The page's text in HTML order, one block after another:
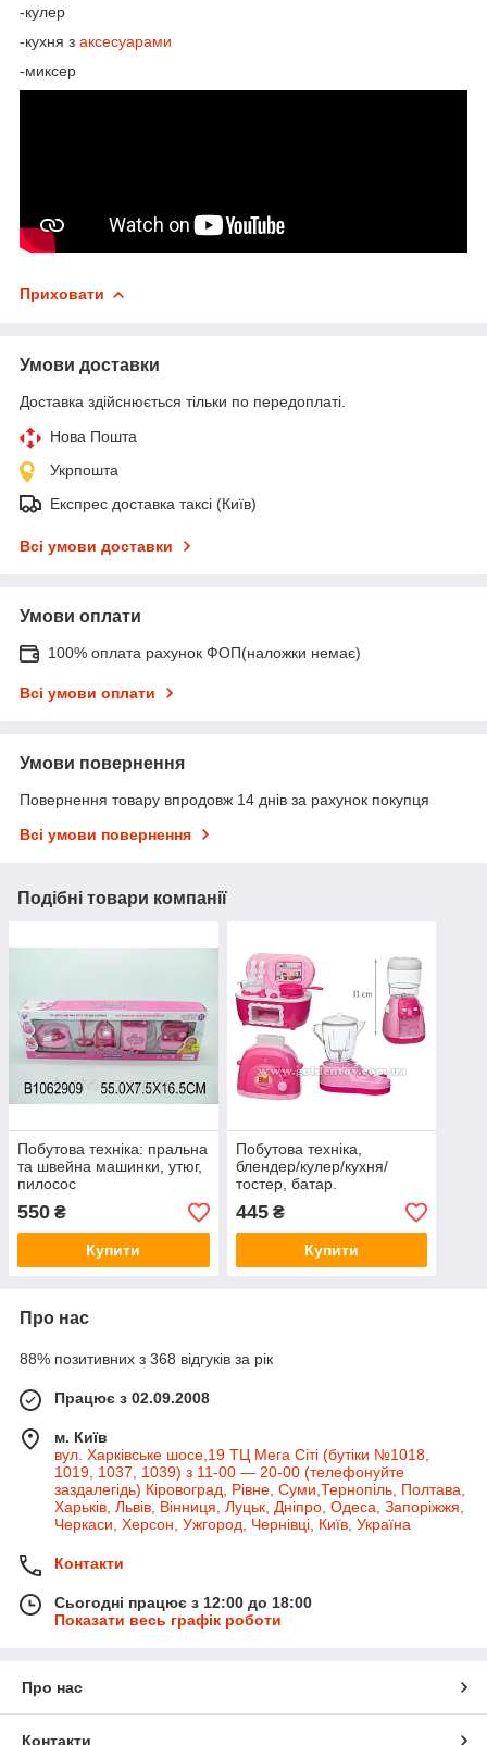
-кулер
-кухня з аксесуарами
-миксер
Приховати
Умови доставки
Доставка здійснюється тільки по передоплаті.
Нова Пошта
Укрпошта
Експрес доставка таксі (Київ)
Всі умови доставки
Умови оплати
100% оплата рахунок ФОП(наложки немає)
Всі умови оплати
Умови повернення
Повернення товару впродовж 14 днів за рахунок покупця
Всі умови повернення
Подібні товари компанії
Побутова техніка: пральна
та швейна машинки, утюг,
пилосос
550 ₴
Купити
Побутова техніка,
блендер/кулер/кухня/
тостер, батар.
445₴
Купити
Про нас
88% позитивних з 368 відгуків за рік
Працює з 02.09.2008
м. Київ
вул. Харківське шосе,19 ТЦ Мега Сіті (бутіки №1018,
1019, 1037, 1039) з 11-00 — 20-00 (телефонуйте
заздалегідь) Кіровоград, Рівне, Суми,Тернопіль, Полтава,
Харьків, Львів, Вінниця, Луцьк, Дніпро, Одеса, Запоріжжя,
Черкаси, Херсон, Ужгород, Чернівці, Київ, Україна
Контакти
Сьогодні працює з 12:00 до 18:00
Показати весь графік роботи
Про нас
Контакти